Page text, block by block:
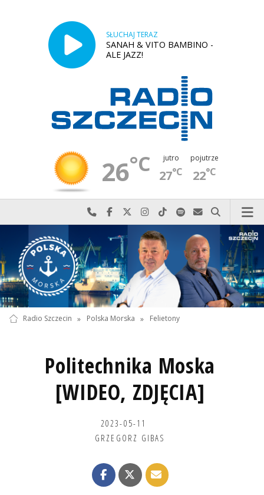
SŁUCHAJ TERAZ
SANAH & VITO BAMBINO -
ALE JAZZ!
26°C jutro
27°C
pojutrze
22°C
Najlepiej po prostu do nas zadzwoń
Odwiedź nas na Facebook-u
Odwiedź nas na X
Odwiedź nas na Instagram-ie
Odwiedź nas na TikTok-u
Szukaj nas na Spotify
Wyślij do nas
Szukaj
Radio Szczecin » Polska Morska » Felietony
Politechnika Moska
[WIDEO, ZDJĘCIA]
2023-05-11
GRZEGORZ GIBAS